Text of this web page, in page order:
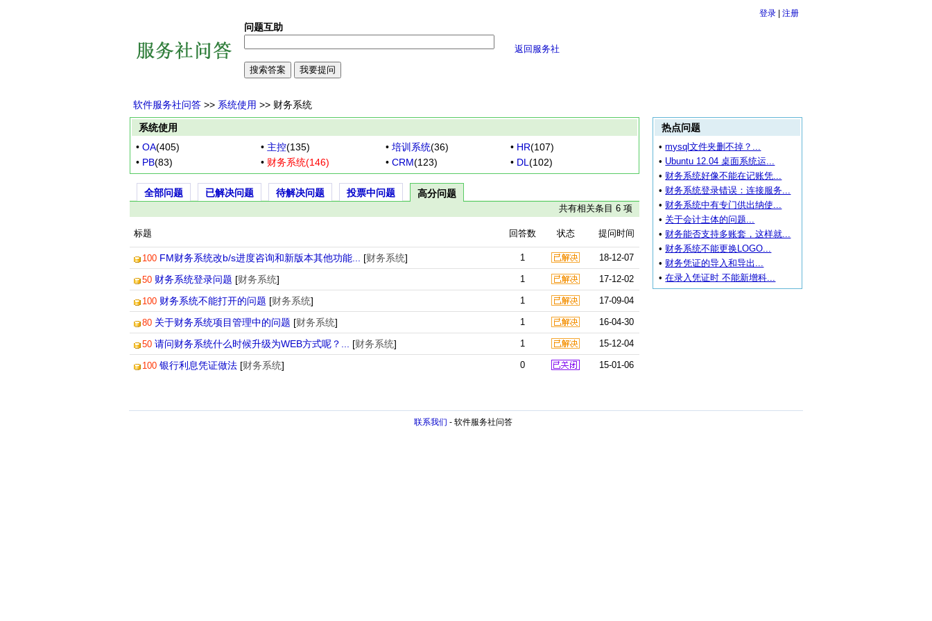
登录 注册
问题互助
返回服务社
软件服务社问答 >> 系统使用 >> 财务系统
系统使用
• OA(405) • 主控(135) • 培训系统(36) • HR(107)
• PB(83) • 财务系统(146) • CRM(123) • DL (102)
全部问题 已解决问题 待解决问题 投票中问题 高分问题
共有相关条目 6 项
标题 回答数 状态 提问时间
100 FM财务系统改b/s进度咨询和新版本其他功能... [财务系统] 1 18-12-07
50 财务系统登录问题 [财务系统] 1 17-12-02
100 财务系统不能打开的问题 [财务系统] 1 17-09-04
80 关于财务系统项目管理中的问题 [财务系统] 1 16-04-30
50 请问财务系统什么时候升级为WEB方式呢？... [财务系统] 1 15-12-04
100 银行利息凭证做法 [财务系统] 0 15-01-06
热点问题
•mysql文件夹删不掉？...
• Ubuntu 12.04 桌面系统运...
• 财务系统好像不能在记账凭...
• 财务系统登录错误：连接服务...
• 财务系统中有专门供出纳使...
• 关于会计主体的问题...
• 财务能否支持多账套，这样就...
• 财务系统不能更换LOGO...
• 财务凭证的导入和导出...
•在录入凭证时 不能新增科...
联系我们 - 软件服务社问答